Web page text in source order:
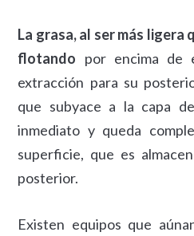
La grasa, al ser más ligera
flotando por encima de
extracción para su
que subyace a la capa
inmediato y queda
superficie, que es
posterior.
Existen equipos que